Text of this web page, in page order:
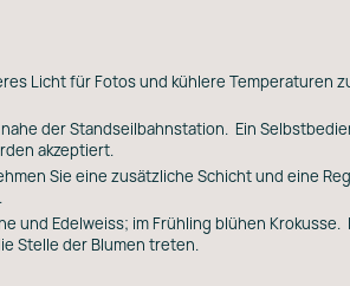
Licht für Fotos und kühlere Temperaturen
der Standseilbahnstation. Ein
akzeptiert.
Sie eine zusätzliche Schicht und eine
und Edelweiss; im Frühling blühen Krokusse.
Stelle der Blumen treten.